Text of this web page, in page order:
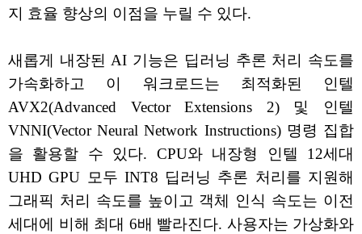
지 효율 향상의 이점을 누릴 수 있다.
새롭게 내장된 AI 기능은 딥러닝 추론 처리 속도를
가속화하고 이 워크로드는 최적화된 인텔
AVX2(Advanced Vector Extensions 2) 및 인텔
VNNI(Vector Neural Network Instructions) 명령 집합
을 활용할 수 있다. CPU와 내장형 인텔 12세대
UHD GPU 모두 INT8 딥러닝 추론 처리를 지원해
그래픽 처리 속도를 높이고 객체 인식 속도는 이전
세대에 비해 최대 6배 빨라진다. 사용자는 가상화와